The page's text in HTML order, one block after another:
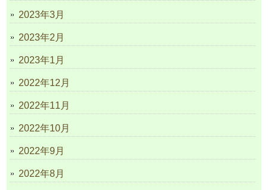
2023年3月
2023年2月
2023年1月
2022年12月
2022年11月
2022年10月
2022年9月
2022年8月